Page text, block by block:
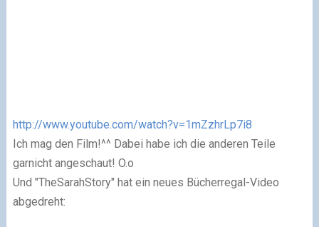
http://www.youtube.com/watch?v=1mZzhrLp7i8
Ich mag den Film!^^ Dabei habe ich die anderen Teile
garnicht angeschaut! O.o
Und "TheSarahStory" hat ein neues Bücherregal-Video
abgedreht: